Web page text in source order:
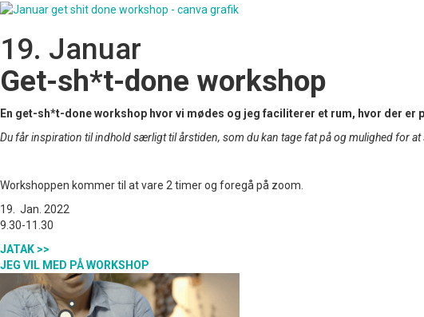
19. Januar
Get-sh*t-done workshop
En get-sh*t-done workshop hvor vi mødes og jeg faciliterer et rum, hvor der er
Du får inspiration til indhold særligt til årstiden, som du kan tage fat på og mulighed for at
Workshoppen kommer til at vare 2 timer og foregå på zoom.
19. Jan. 2022
9.30-11.30
JATAK >>
JEG VIL MED PÅ WORKSHOP